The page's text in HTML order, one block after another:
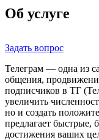
Об услуге
Задать вопрос
Телеграм — одна из
общения,
подписчиков в ТГ
увеличить
но и создать
предлагает быстрые,
достижения ваших